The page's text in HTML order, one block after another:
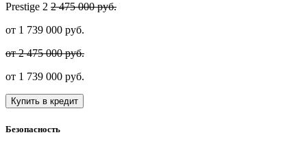
Prestige 2 2 475 000 руб.
от 1 739 000 руб.
от 2 475 000 руб.
от 1 739 000 руб.
Купить в кредит
Безопасность